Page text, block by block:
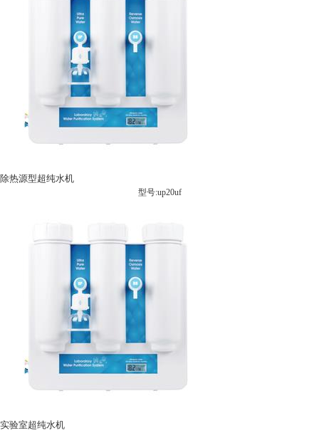
除热源型超纯水机
型号:up20uf
实验室超纯水机